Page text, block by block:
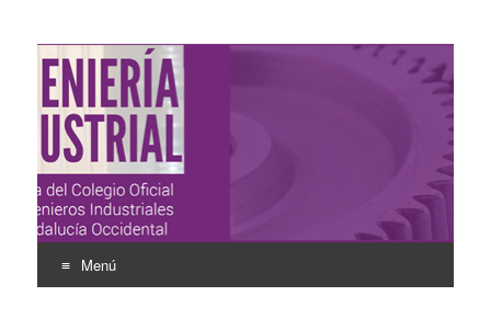
Ingeniería Industrial
Revista del Colegio Oficial de Ingenieros Industriales de
Andalucía Occidental
Menú